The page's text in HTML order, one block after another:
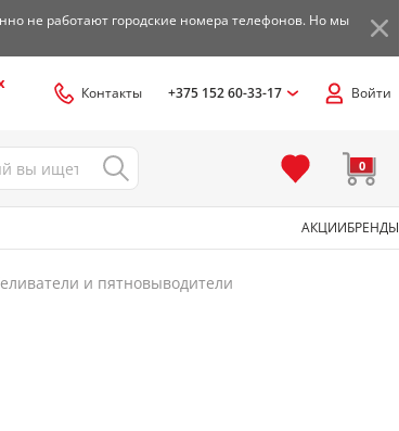
не работают городские номера телефонов. Но мы
Контакты +375 152 60-33-17 Войти
0
АКЦИИБРЕНДЫ
и пятновыводители